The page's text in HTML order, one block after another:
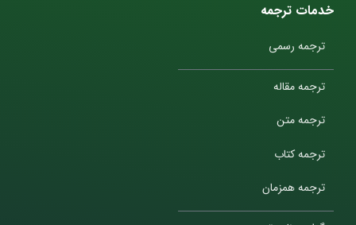
خدمات ترجمه
ترجمه رسمی
ترجمه مقاله
ترجمه متن
ترجمه کتاب
ترجمه همزمان